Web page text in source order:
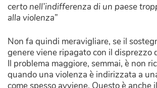
certo nell’indifferenza di un paese
alla violenza”
Non fa quindi meravigliare, se il
genere viene ripagato con il disprezzo
Il problema maggiore, semmai, è non
quando una violenza è indirizzata a